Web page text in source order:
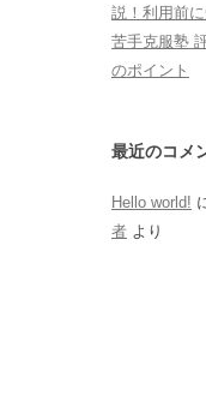
説！利用前
苦手克服塾
のポイント
最近のコメ
Hello world!
者 より